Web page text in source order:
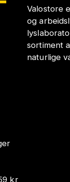
Valostore
og
sortiment
naturlige
kr